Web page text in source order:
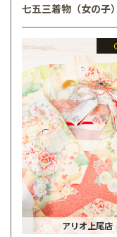
七五三着物（女の子
アリオ上尾店